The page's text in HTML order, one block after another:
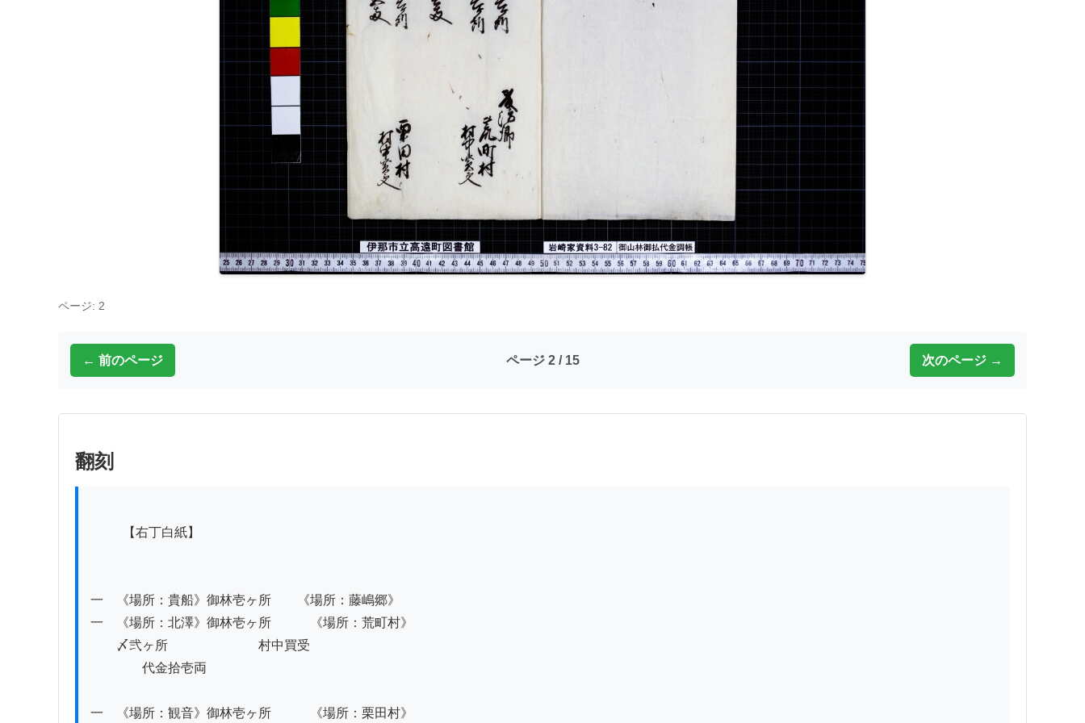
ページ: 2
← 前のページ ページ 2 / 15 次のページ →
翻刻
一　《場所：貴船》御林壱ヶ所　　《場所：藤嶋郷》
一　《場所：北澤》御林壱ヶ所　　　《場所：荒町村》
〆弐ヶ所　　　　　　　村中買受
代金拾壱両
一　《場所：観音》御林壱ヶ所　　　《場所：栗田村》